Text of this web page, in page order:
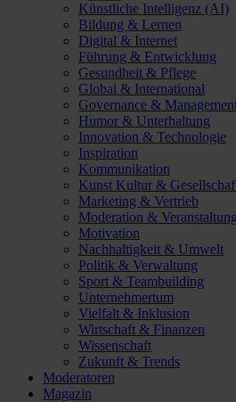
Künstliche Intelligenz (AI)
Bildung & Lernen
Digital & Internet
Führung & Entwicklung
Gesundheit & Pflege
Global & International
Governance &
Humor & Unterhaltung
Innovation & Technologie
Inspiration
Kommunikation
Kunst Kultur &
Marketing & Vertrieb
Moderation &
Motivation
Nachhaltigkeit & Umwelt
Politik & Verwaltung
Sport & Teambuilding
Unternehmertum
Vielfalt & Inklusion
Wirtschaft & Finanzen
Wissenschaft
Zukunft & Trends
Moderatoren
Magazin